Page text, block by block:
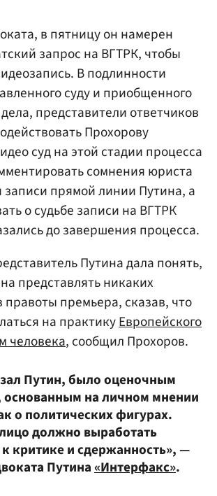
в пятницу он намерен
запрос на ВГТРК, чтобы
В подлинности
суду и приобщенного
представители ответчиков
Прохорову
суд на этой стадии процесса
сомнения юриста
записи прямой линии Путина, а
о судьбе записи на ВГТРК
до завершения процесса.
Путина дала понять,
представлять никаких
правоты премьера, сказав, что
на практикуЕвропейского
человека, сообщил Прохоров.
Путин, было оценочным
на личном мнении
о политических фигурах.
должно выработать
критике и сдержанность», —
Путина«Интерфакс».